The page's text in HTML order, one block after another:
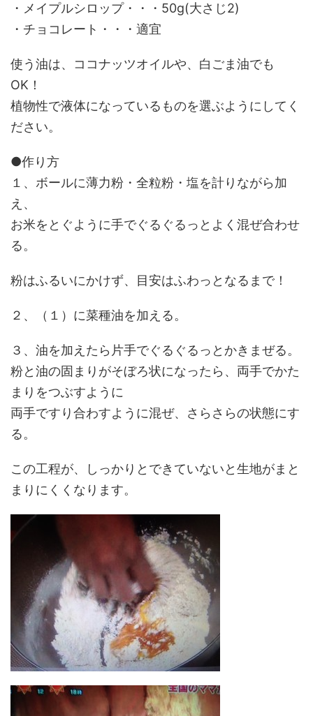
・メイプルシロップ・・・50g(大さじ2)
・チョコレート・・・適宜
使う油は、ココナッツオイルや、白ごま油でも
OK！
植物性で液体になっているものを選ぶようにしてく
ださい。
●作り方
１、ボールに薄力粉・全粒粉・塩を計りながら加
え、
お米をとぐように手でぐるぐるっとよく混ぜ合わせ
る。
粉はふるいにかけず、目安はふわっとなるまで！
２、（１）に菜種油を加える。
３、油を加えたら片手でぐるぐるっとかきまぜる。
粉と油の固まりがそぼろ状になったら、両手でかた
まりをつぶすように
両手ですり合わすように混ぜ、さらさらの状態にす
る。
この工程が、しっかりとできていないと生地がまと
まりにくくなります。